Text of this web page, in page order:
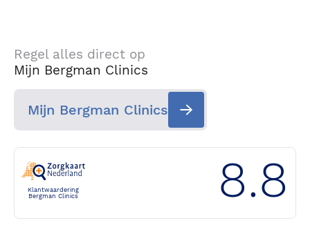
Regel alles direct op
Mijn Bergman Clinics
Mijn Bergman Clinics
Klantwaardering
Bergman Clinics
8.8